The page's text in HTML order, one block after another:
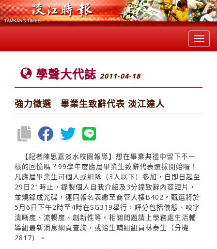
學聲大代誌 2011-04-18
強力徵選 畢業生致辭代表 淡江達人
【記者陳思嘉淡水校園報導】想在畢業典禮中留下不一
樣的回憶嗎？99學年度應屆畢業生致辭代表選拔開始囉！
凡應屆畢業生可個人或組隊（3人以下）參加，自即日起至
29日21時止，錄製個人自我介紹及3分鐘致辭內容短片，
並燒錄成光碟，連同報名表繳至商管大樓B402。甄選將於
5月6日下午2時至4時在SG319舉行，評分包括儀態、咬字
清晰度、流暢度、創新性等。相關問題請上學務處生活輔
導組最新消息網頁查詢，或洽生輔組組員林泰生（分機
2817）。